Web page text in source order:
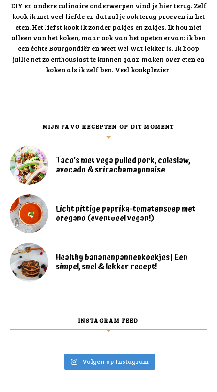
DIY en andere culinaire onderwerpen vind je hier terug. Zelf
kook ik met veel liefde en dat zal je ook terug proeven in het
eten. Het liefst kook ik zonder pakjes en zakjes. Ik hou niet
alleen van het koken, maar ook van het opeten ervan: ik ben
een échte Bourgondiër en weet wel wat lekker is. Ik hoop
jullie net zo enthousiast te kunnen gaan maken over eten en
koken als ik zelf ben. Veel kookplezier!
MIJN FAVO RECEPTEN OP DIT MOMENT
Taco’s met vega pulled pork, coleslaw,
avocado & srirachamayonaise
Licht pittige paprika-tomatensoep met
oregano (eventueel vegan!)
Healthy bananenpannenkoekjes | Een
simpel, snel & lekker recept!
INSTAGRAM FEED
Volgen op Instagram